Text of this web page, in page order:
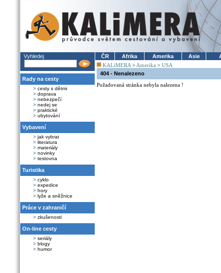
Vyhledej
Rady na cesty
> cesty s dětmi
> doprava
> nebezpečí
> nedej se
> praktické
> ubytování
Vybavení
> jak vybrat
> literatura
> materiály
> novinky
> testovna
Turistika
> cyklo
> expedice
> hory
> lyže a sněžnice
Práce v zahraničí
> zkušenosti
On-line cesty
> seriály
> blogy
> humor
ČR Afrika Amerika Asie
KALiMERA > Amerika > USA
404 - Nenalezeno
Požadovaná stránka nebyla nalezena !